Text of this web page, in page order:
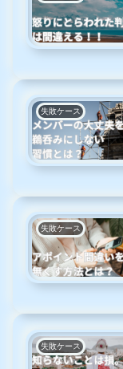
失敗ケース
失敗ケース
失敗ケース